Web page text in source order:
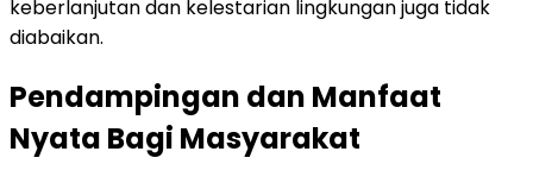
keberlanjutan dan kelestarian lingkungan juga tidak
diabaikan.
Pendampingan dan Manfaat
Nyata Bagi Masyarakat